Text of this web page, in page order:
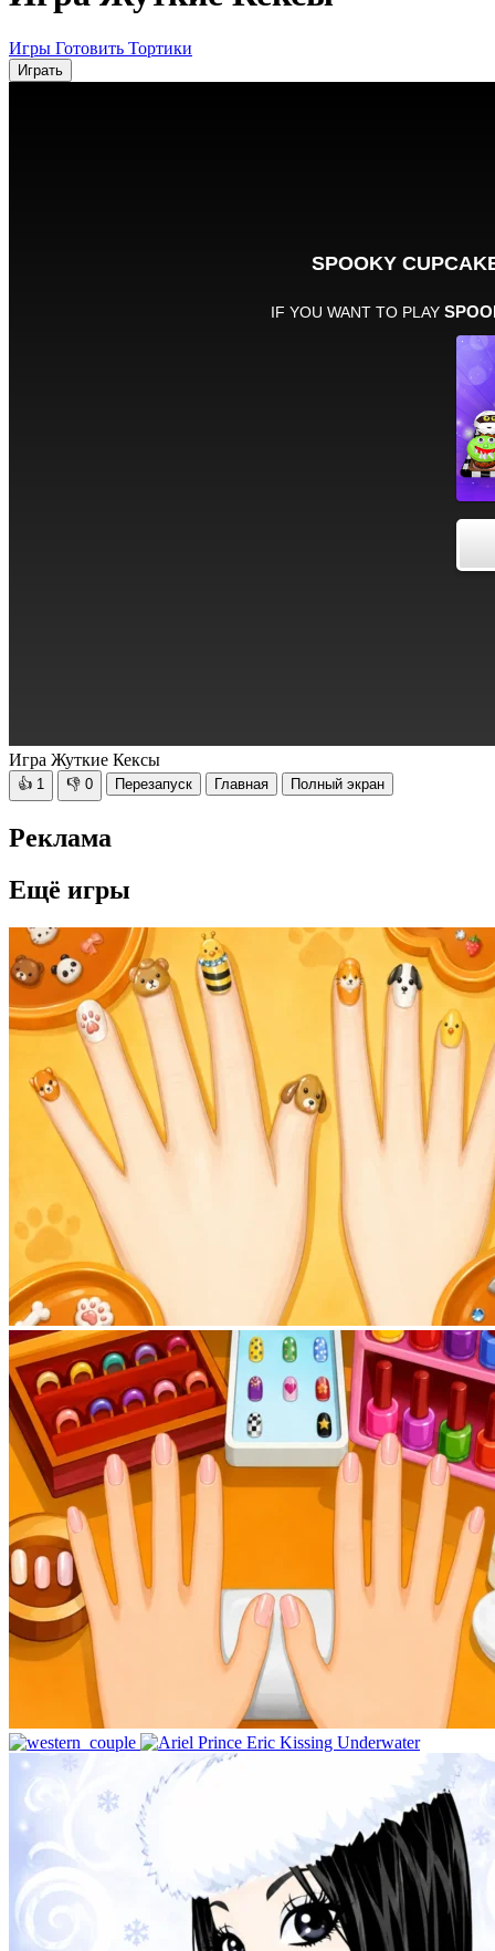
Игры Готовить Тортики
Играть
Игра Жуткие Кексы
👍 1 👎 0 Перезапуск Главная Полный экран
Реклама
Ещё игры